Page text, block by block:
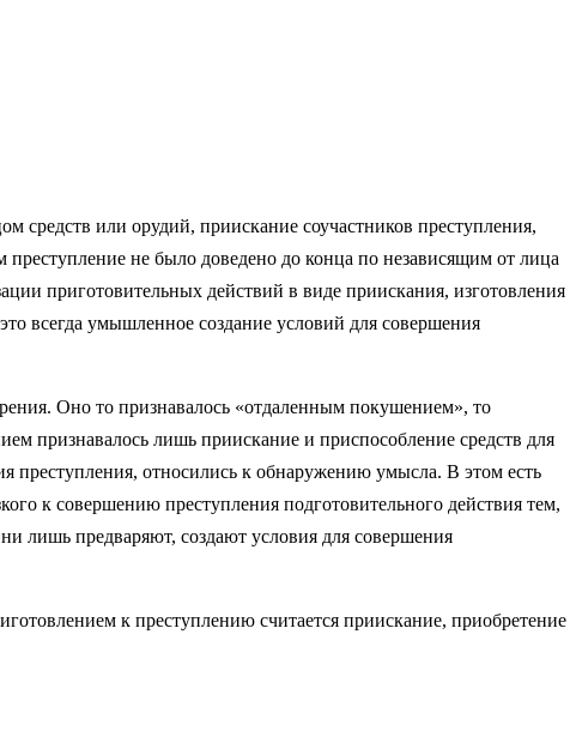
средств или орудий, приискание соучастников преступления,
не было доведено до конца по независящим от лица
приготовительных действий в виде приискания, изготовления
всегда умышленное создание условий для совершения
Оно то признавалось «отдаленным покушением», то
признавалось лишь приискание и приспособление средств для
преступления, относились к обнаружению умысла. В этом есть
к совершению преступления подготовительного действия тем,
лишь предваряют, создают условия для совершения
к преступлению считается приискание, приобретение